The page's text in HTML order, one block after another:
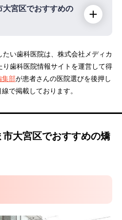
大宮区でおすすめの
ミリアソサイエティ ファミ
矯正歯科
ト歯科・矯正歯科
大宮クリニック
ニック
い歯科医院は、株式会社メディカ
歯科医院情報サイトを運営して得
集部が患者さんの医院選びを後押し
で掲載しております。
市大宮区でおすすめの矯